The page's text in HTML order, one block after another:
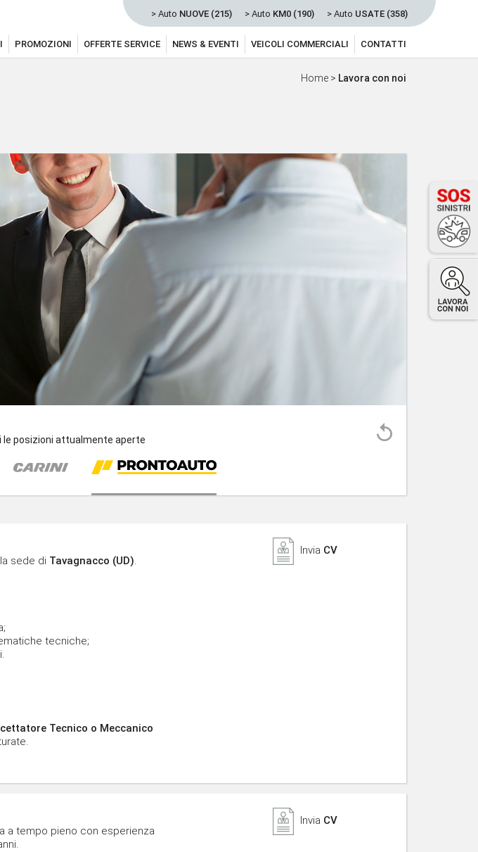
> Auto NUOVE (215) > Auto KM0 (190) > Auto USATE (358)
PROMOZIONI OFFERTE SERVICE NEWS & EVENTI VEICOLI COMMERCIALI CONTATTI
Home > Lavora con noi
le posizioni attualmente aperte
sede di Tavagnacco (UD).
tecniche;
Tecnico o Meccanico
Invia CV
a tempo pieno con esperienza
Invia CV